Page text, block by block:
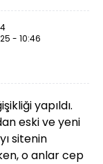
- 10:46
yapıldı.
eski ve yeni
sitenin
o anlar cep